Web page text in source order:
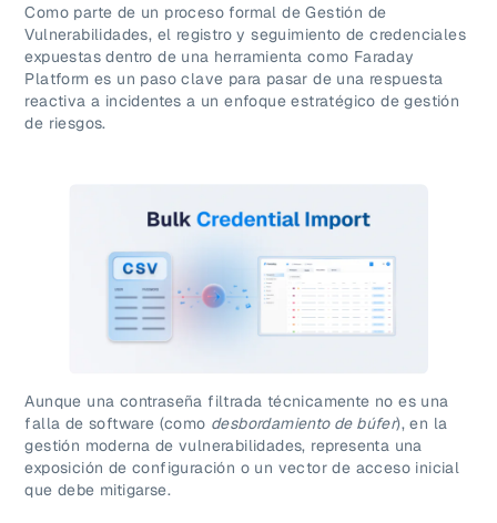
Como parte de un proceso formal de Gestión de
Vulnerabilidades, el registro y seguimiento de credenciales
expuestas dentro de una herramienta como Faraday
Platform es un paso clave para pasar de una respuesta
reactiva a incidentes a un enfoque estratégico de gestión
de riesgos.
Aunque una contraseña filtrada técnicamente no es una
falla de software (como desbordamiento de búfer), en la
gestión moderna de vulnerabilidades, representa una
exposición de configuración o un vector de acceso inicial
que debe mitigarse.